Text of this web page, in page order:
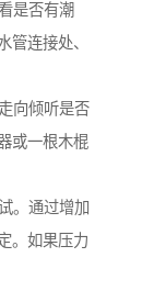
是否有潮
管连接处、
向倾听是否
或一根木棍
。通过增加
。如果压力